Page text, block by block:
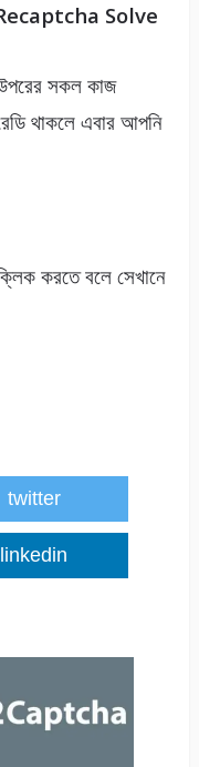
Recaptcha Solve
সকল কাজ
থাকলে এবার আপনি
করতে বলে সেখানে
twitter
linkedin